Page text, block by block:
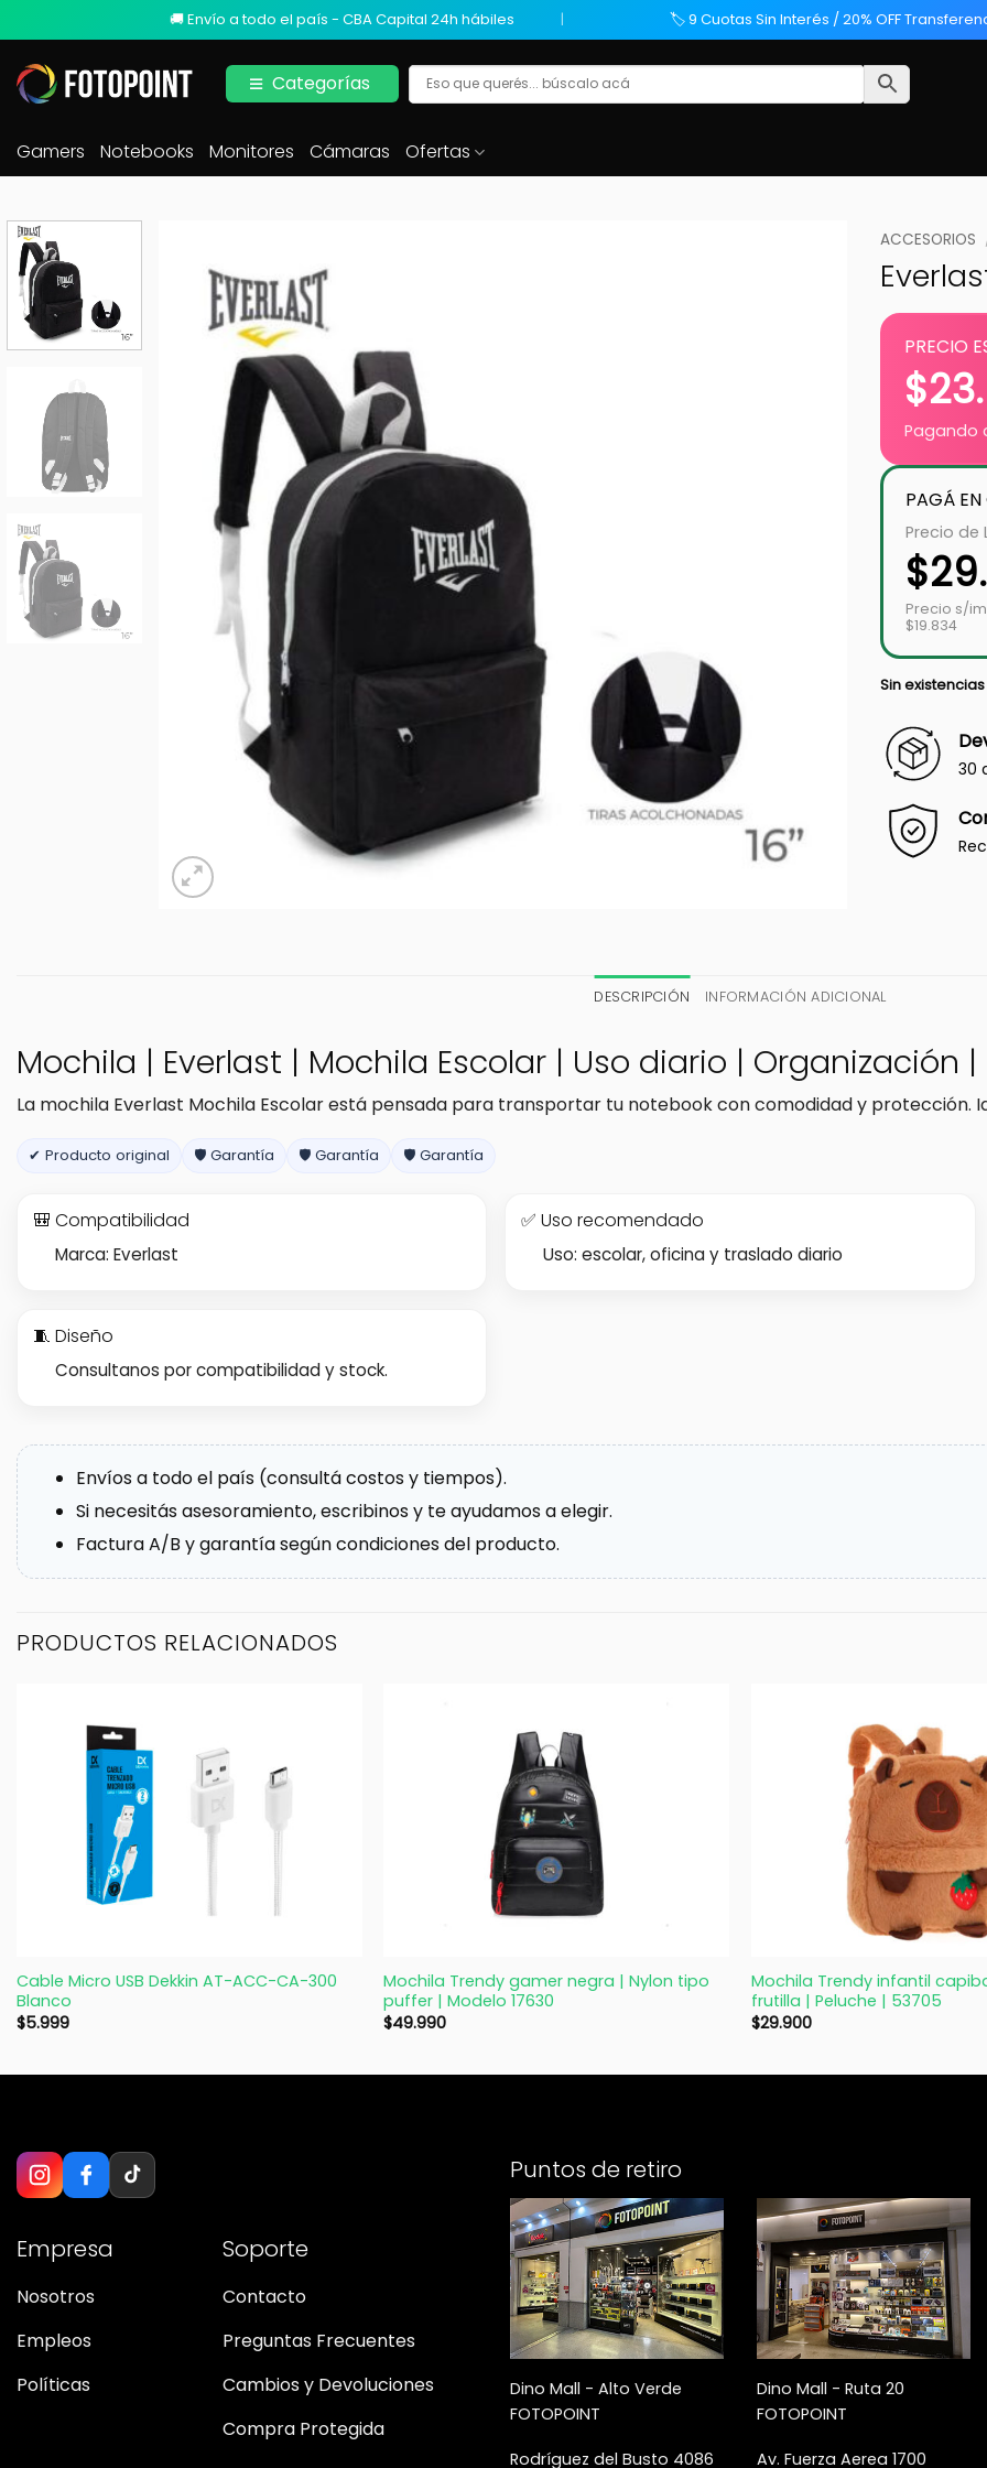
🚚 Envío a todo el país - CBA Capital 24h hábiles 🏷️ 9 Cuotas Sin Interés / 20% OFF
Categorías
Gamers Notebooks Monitores Cámaras Ofertas
ACCESORIOS
PRECIO
$
Pagando
PAGÁ
Precio de
$
Precio s/
$19.834
Sin existencias
30
DESCRIPCIÓN INFORMACIÓN ADICIONAL
Mochila | Everlast | Mochila Escolar | Uso diario | Organización
La mochila Everlast Mochila Escolar está pensada para transportar tu notebook con comodidad y protección.
✔ Producto original 🛡️ Garantía 🛡️ Garantía 🛡️ Garantía
🎒 Compatibilidad
Marca: Everlast
🧵 Diseño
Consultanos por compatibilidad y stock.
✅ Uso recomendado
Uso: escolar, oficina y traslado diario
Envíos a todo el país (consultá costos y tiempos).
Si necesitás asesoramiento, escribinos y te ayudamos a elegir.
Factura A/B y garantía según condiciones del producto.
PRODUCTOS RELACIONADOS
Cable Micro USB Dekkin AT-ACC-CA-300
Blanco
$5.999
Mochila Trendy gamer negra | Nylon tipo
puffer | Modelo 17630
$49.990
Mochila Trendy infantil
frutilla | Peluche | 53705
$29.900
Empresa
Nosotros
Empleos
Políticas
Soporte
Contacto
Preguntas Frecuentes
Cambios y Devoluciones
Compra Protegida
Puntos de retiro
Dino Mall - Alto Verde
FOTOPOINT
Rodríguez del Busto 4086
Dino Mall - Ruta 20
FOTOPOINT
Av. Fuerza Aerea 1700